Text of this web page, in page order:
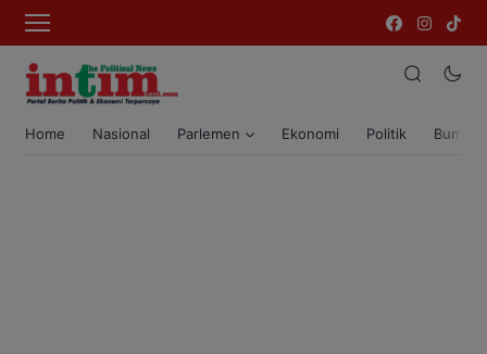
Home Nasional Parlemen Ekonomi Politik Bumi